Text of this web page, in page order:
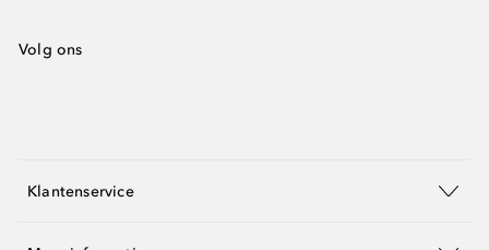
Volg ons
Klantenservice